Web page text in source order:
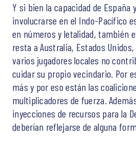
Y si bien la capacidad de España
involucrarse en el Indo-Pacífico
en números y letalidad, también
resta a Australia, Estados
varios jugadores locales no
cuidar su propio vecindario. Por
más y por eso están las
multiplicadores de fuerza.
inyecciones de recursos para la
deberían reflejarse de alguna